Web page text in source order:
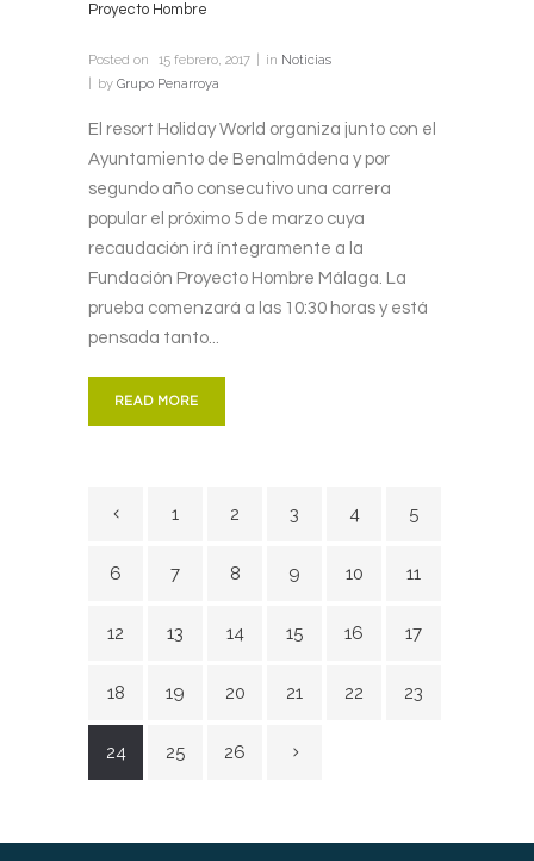
Proyecto Hombre
Posted on 15 febrero, 2017 in Noticias
by Grupo Penarroya
El resort Holiday World organiza junto con el
Ayuntamiento de Benalmádena y por
segundo año consecutivo una carrera
popular el próximo 5 de marzo cuya
recaudación irá íntegramente a la
Fundación Proyecto Hombre Málaga. La
prueba comenzará a las 10:30 horas y está
pensada tanto...
READ MORE
1 2 3 4 5
6 7 8 9 10 11
12 13 14 15 16 17
18 19 20 21 22 23
24 25 26